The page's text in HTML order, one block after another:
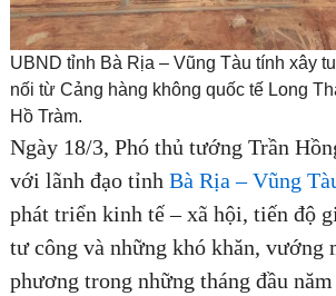
UBND tỉnh Bà Rịa – Vũng Tàu tính xây
nối từ Cảng hàng không quốc tế Long
Hồ Tràm.
Ngày 18/3, Phó thủ tướng Trần
với lãnh đạo tỉnh Bà Rịa – Vũng
phát triển kinh tế – xã hội, tiến độ
tư công và những khó khăn, vướng
phương trong những tháng đầu